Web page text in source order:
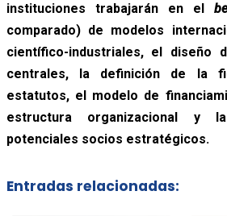
instituciones trabajarán en el
comparado) de modelos
científico-industriales, el diseño
centrales, la definición de la
estatutos, el modelo de
estructura organizacional y
potenciales socios estratégicos.
Entradas relacionadas: